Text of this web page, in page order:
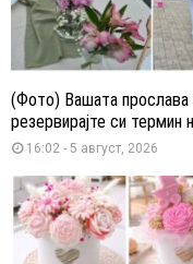
(Фото) Вашата прослава
резервирајте си термин
16:02 - 5 август, 2026